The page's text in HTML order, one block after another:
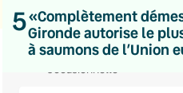
5«Complètement
Gironde autorise le
à saumons de l’Union
Le samedi
Chaleurs Actuelles
Une fois par mois
C’était Mieux Après
Occasionnelle